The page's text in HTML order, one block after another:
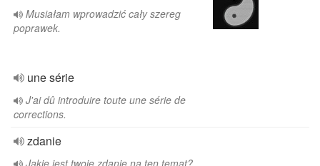
Musiałam wprowadzić cały szereg
poprawek.
une série
J'ai dû introduire toute une série de
corrections.
zdanie
Jakie jest twoje zdanie na ten temat?